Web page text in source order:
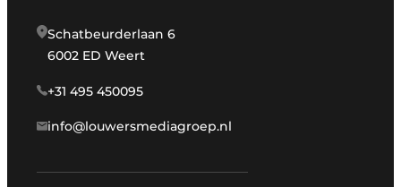
Schatbeurderlaan 6
6002 ED Weert
+31 495 450095
info@louwersmediagroep.nl